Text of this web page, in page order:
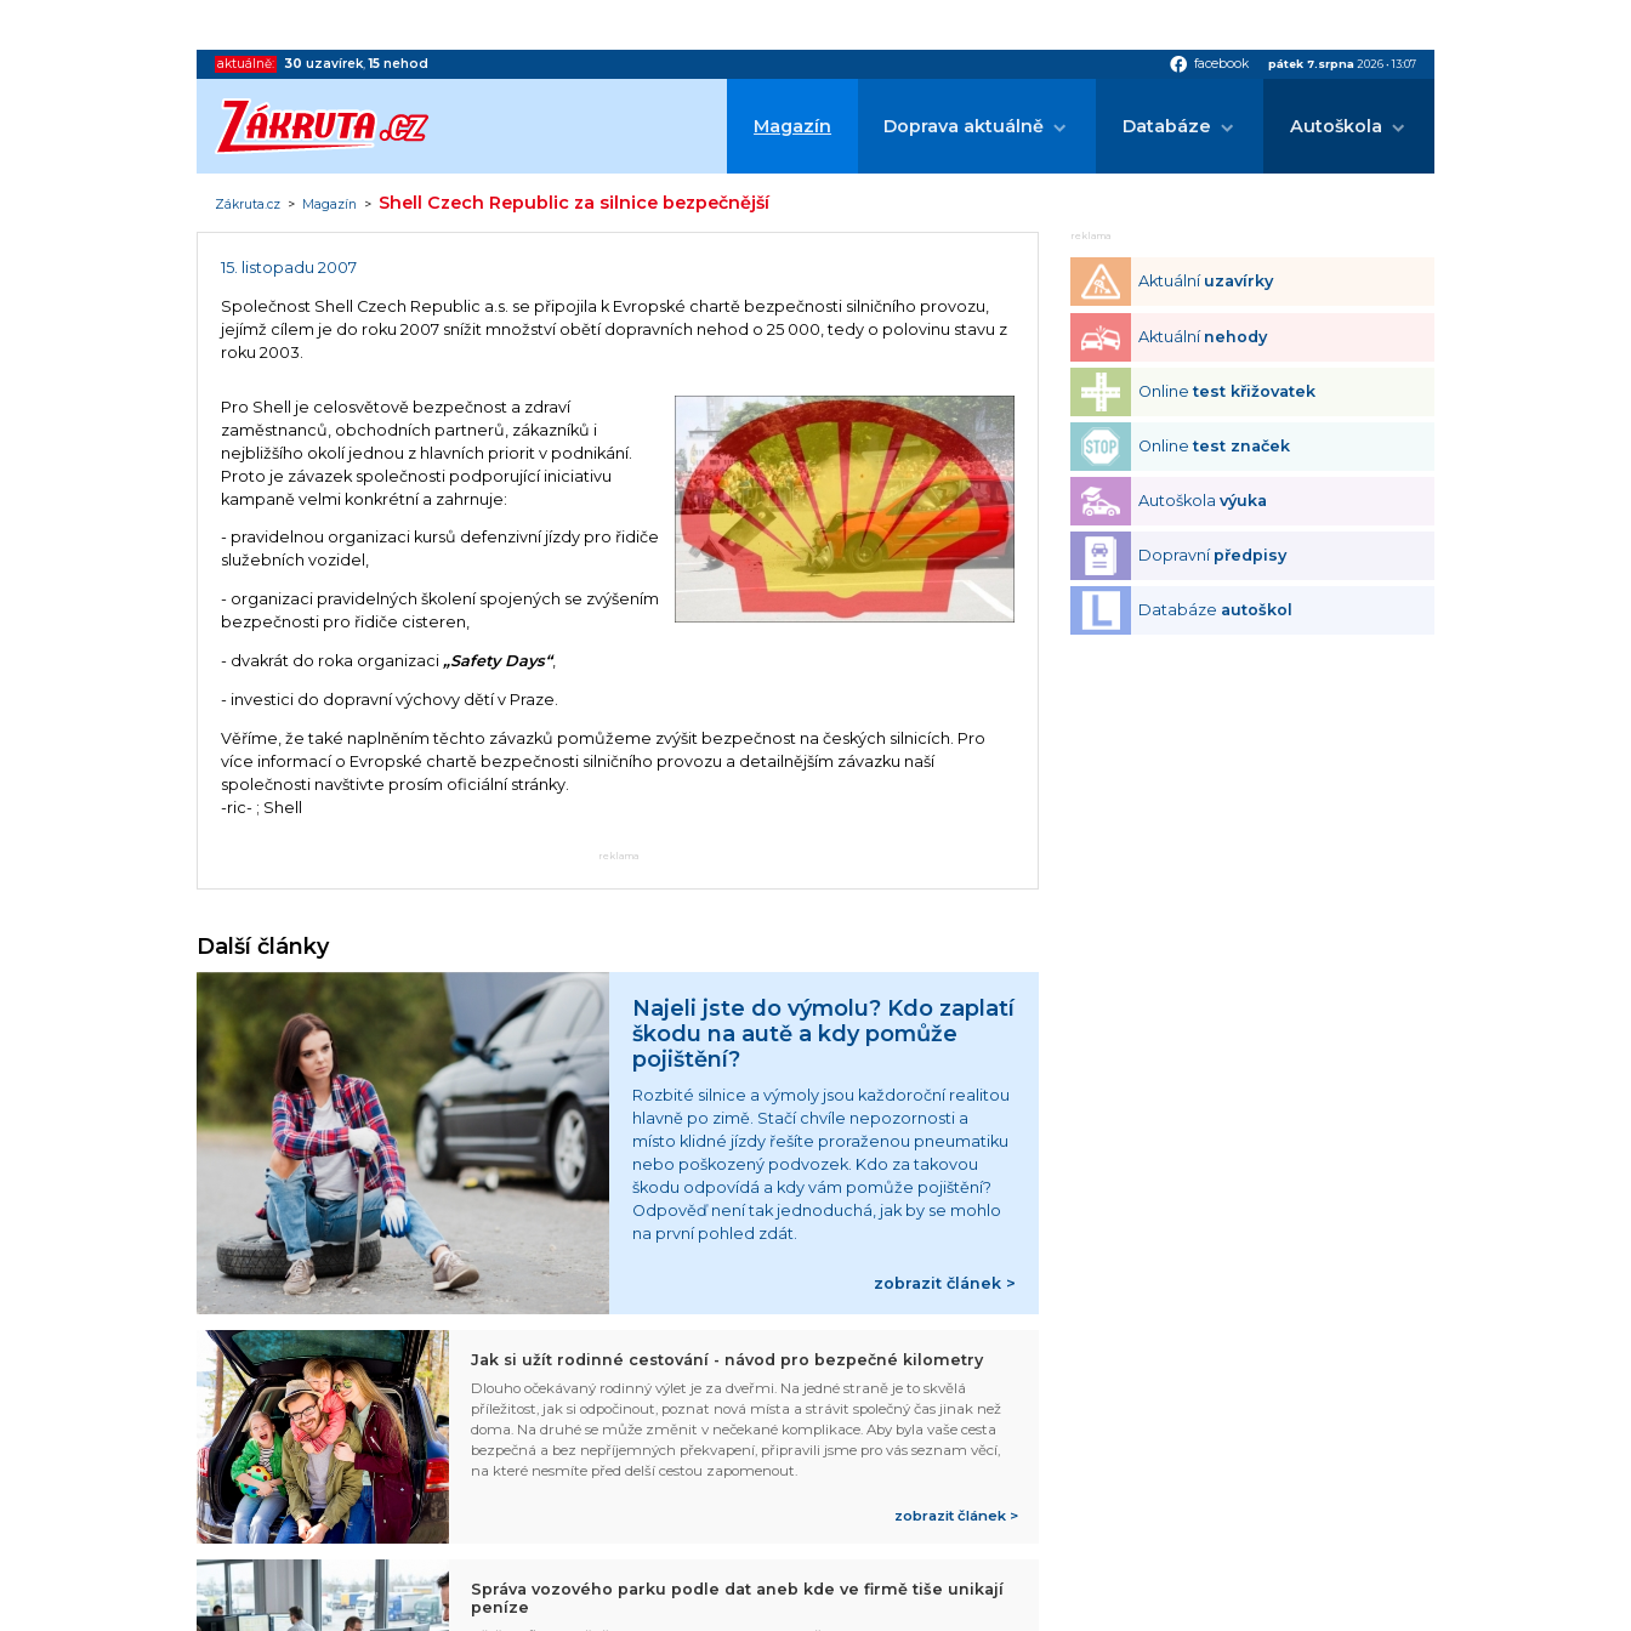
aktuálně: 30 uzavírek,15 nehod facebook facebook pátek 7.srpna 2026•13:07
Magazín Doprava aktuálně Databáze Autoškola
Zákruta.cz > Magazín > Shell Czech Republic za silnice bezpečnější
15. listopadu 2007
Společnost Shell Czech Republic a.s. se připojila k Evropské chartě bezpečnosti silničního provozu,
jejímž cílem je do roku 2007 snížit množství obětí dopravních nehod o 25 000, tedy o polovinu stavu z
roku 2003.
Pro Shell je celosvětově bezpečnost a zdraví
zaměstnanců, obchodních partnerů, zákazníků i
nejbližšího okolí jednou z hlavních priorit v podnikání.
Proto je závazek společnosti podporující iniciativu
kampaně velmi konkrétní a zahrnuje:
- pravidelnou organizaci kursů defenzivní jízdy pro řidiče
služebních vozidel,
- organizaci pravidelných školení spojených se zvýšením
bezpečnosti pro řidiče cisteren,
- dvakrát do roka organizaci„Safety Days“,
- investici do dopravní výchovy dětí v Praze.
Věříme, že také naplněním těchto závazků pomůžeme zvýšit bezpečnost na českých silnicích. Pro
více informací o Evropské chartě bezpečnosti silničního provozu a detailnějším závazku naší
společnosti navštivte prosím oficiální stránky.
-ric- ; Shell
reklama
Další články
Najeli jste do výmolu? Kdo zaplatí
škodu na autě a kdy pomůže
pojištění?
Rozbité silnice a výmoly jsou každoroční realitou
hlavně po zimě. Stačí chvíle nepozornosti a
místo klidné jízdy řešíte proraženou pneumatiku
nebo poškozený podvozek. Kdo za takovou
škodu odpovídá a kdy vám pomůže pojištění?
Odpověď není tak jednoduchá, jak by se mohlo
na první pohled zdát.
zobrazit článek >
Jak si užít rodinné cestování - návod pro bezpečné kilometry
Dlouho očekávaný rodinný výlet je za dveřmi. Na jedné straně je to skvělá
příležitost, jak si odpočinout, poznat nová místa a strávit společný čas jinak než
doma. Na druhé se může změnit v nečekané komplikace. Aby byla vaše cesta
bezpečná a bez nepříjemných překvapení, připravili jsme pro vás seznam věcí,
na které nesmíte před delší cestou zapomenout.
zobrazit článek >
Správa vozového parku podle dat aneb kde ve firmě tiše unikají
peníze
reklama
Aktuální uzavírky
Aktuální nehody
Onlinetest křižovatek
Onlinetest značek
Autoškolavýuka
Dopravní předpisy
Databáze autoškol